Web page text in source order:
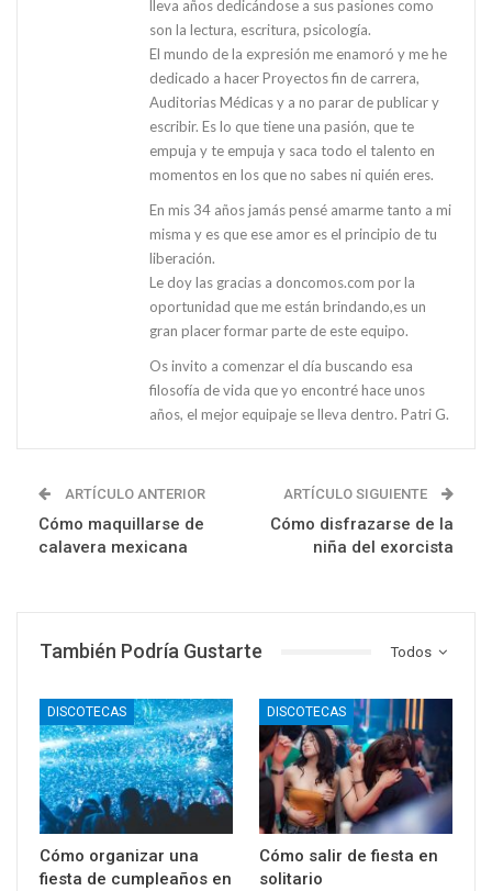
lleva años dedicándose a sus pasiones como
son la lectura, escritura, psicología.
El mundo de la expresión me enamoró y me he
dedicado a hacer Proyectos fin de carrera,
Auditorias Médicas y a no parar de publicar y
escribir. Es lo que tiene una pasión, que te
empuja y te empuja y saca todo el talento en
momentos en los que no sabes ni quién eres.
En mis 34 años jamás pensé amarme tanto a mi
misma y es que ese amor es el principio de tu
liberación.
Le doy las gracias a doncomos.com por la
oportunidad que me están brindando,es un
gran placer formar parte de este equipo.
Os invito a comenzar el día buscando esa
filosofía de vida que yo encontré hace unos
años, el mejor equipaje se lleva dentro. Patri G.
ARTÍCULO ANTERIOR
Cómo maquillarse de
calavera mexicana
ARTÍCULO SIGUIENTE
Cómo disfrazarse de la
niña del exorcista
Todos
También Podría Gustarte
DISCOTECAS
Cómo organizar una
fiesta de cumpleaños en
DISCOTECAS
Cómo salir de fiesta en
solitario